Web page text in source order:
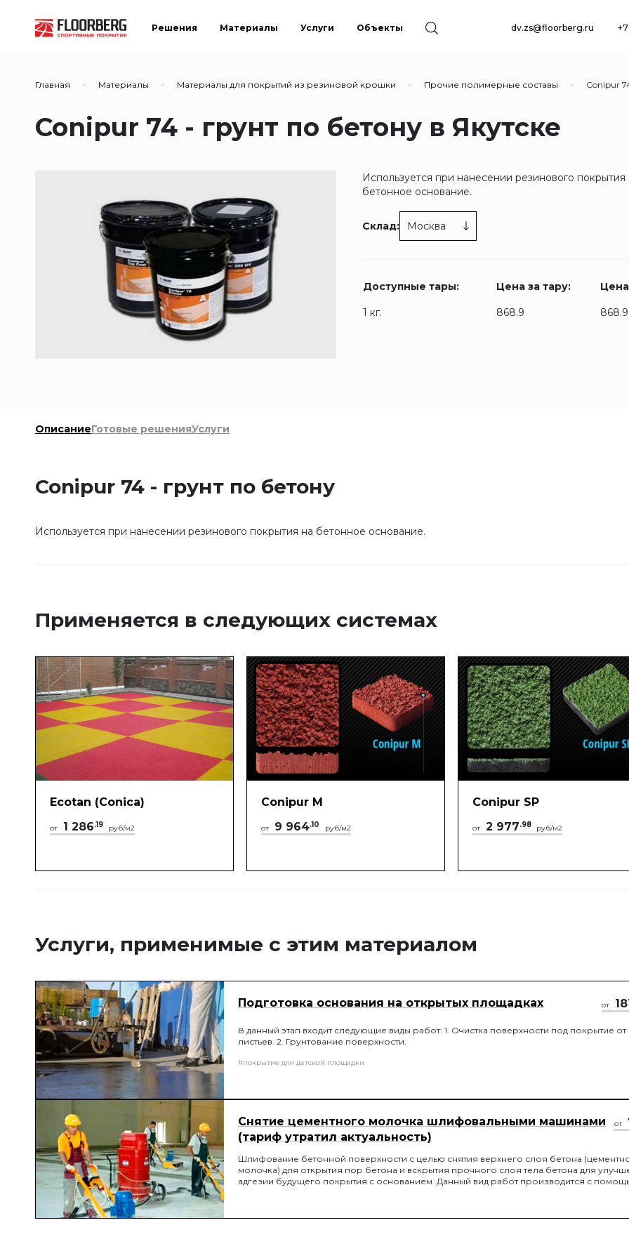
Решения Материалы Услуги Объекты dv.zs@floorberg.ru
Главная Материалы Материалы для покрытий из резиновой крошки Прочие полимерные составы Conipur
Conipur 74 - грунт по бетону в Якутске
Используется при нанесении резинового покрытия
бетонное основание.
Склад: Москва
Доступные тары: Цена за тару: Цена
1 кг. 868.9 868.9
ОписаниеГотовые решенияУслуги
Conipur 74 - грунт по бетону
Используется при нанесении резинового покрытия на бетонное основание.
Применяется в следующих системах
Ecotan (Conica)
от 1 286.19 руб/м2
Conipur M
от 9 964.10 руб/м2
Conipur SP
от 2 977.98 руб/м2
Услуги, применимые с этим материалом
Подготовка основания на открытых площадках от
В данный этап входит следующие виды работ: 1. Очистка поверхности под покрытие от
листьев. 2. Грунтование поверхности.
#покрытие для детской площадки
Снятие цементного молочка шлифовальными машинами
(тариф утратил актуальность)
от
Шлифование бетонной поверхности с целью снятия верхнего слоя бетона
молочка) для открытия пор бетона и вскрытия прочного слоя тела бетона для
адгезии будущего покрытия с основанием. Данный вид работ производится с